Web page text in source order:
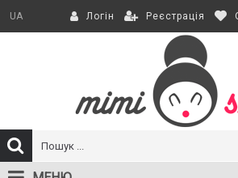
UA Логін Реєстрація